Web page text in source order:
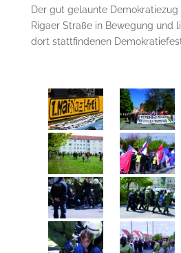
Der gut gelaunte
Rigaer Straße in Bewegung und
dort stattfindenen